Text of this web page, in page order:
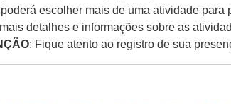
escolher mais de uma atividade para
detalhes e informações sobre as
: Fique atento ao registro de sua